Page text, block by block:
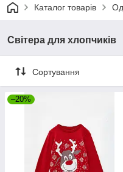
Каталог товарів
Світера для хлопчиків
Сортування
–20%